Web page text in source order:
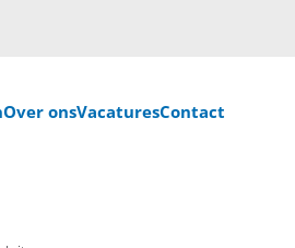
Over onsVacaturesContact